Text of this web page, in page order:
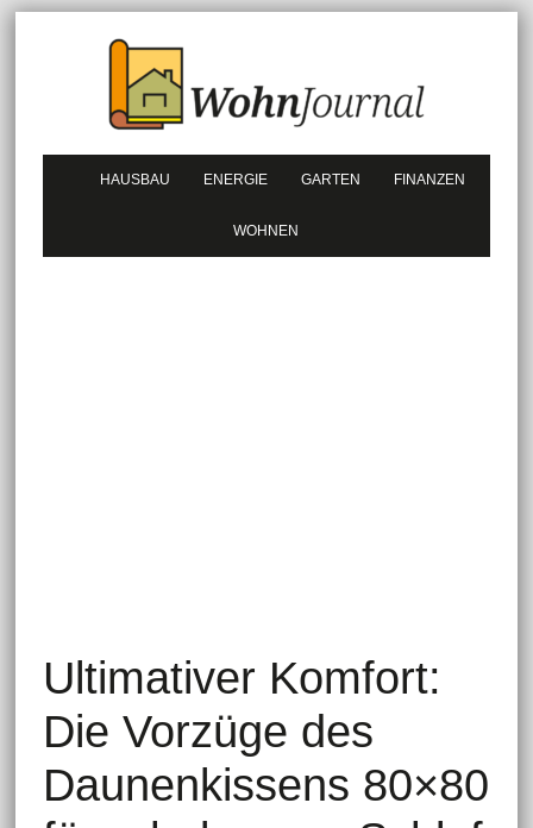
HAUSBAU ENERGIE GARTEN FINANZEN
WOHNEN
Ultimativer Komfort:
Die Vorzüge des
Daunenkissens 80×80